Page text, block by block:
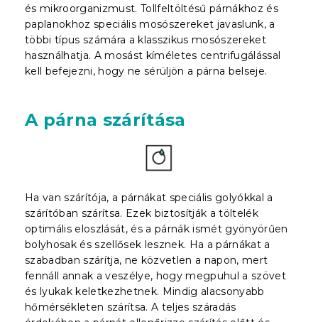
és mikroorganizmust. Tollfeltöltésű párnákhoz és
paplanokhoz speciális mosószereket javaslunk, a
többi típus számára a klasszikus mosószereket
használhatja. A mosást kíméletes centrifugálással
kell befejezni, hogy ne sérüljön a párna belseje.
A párna szárítása
Ha van szárítója, a párnákat speciális golyókkal a
szárítóban szárítsa. Ezek biztosítják a töltelék
optimális eloszlását, és a párnák ismét gyönyörűen
bolyhosak és szellősek lesznek. Ha a párnákat a
szabadban szárítja, ne közvetlen a napon, mert
fennáll annak a veszélye, hogy megpuhul a szövet
és lyukak keletkezhetnek. Mindig alacsonyabb
hőmérsékleten szárítsa. A teljes száradás